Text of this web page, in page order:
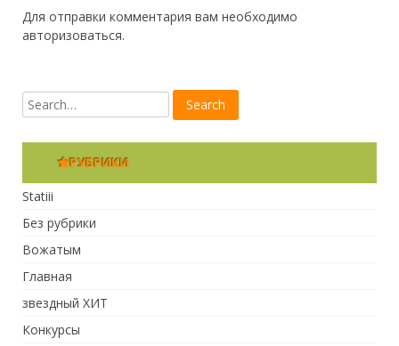
Для отправки комментария вам необходимо
авторизоваться.
РУБРИКИ
Statiii
Без рубрики
Вожатым
Главная
звездный ХИТ
Конкурсы